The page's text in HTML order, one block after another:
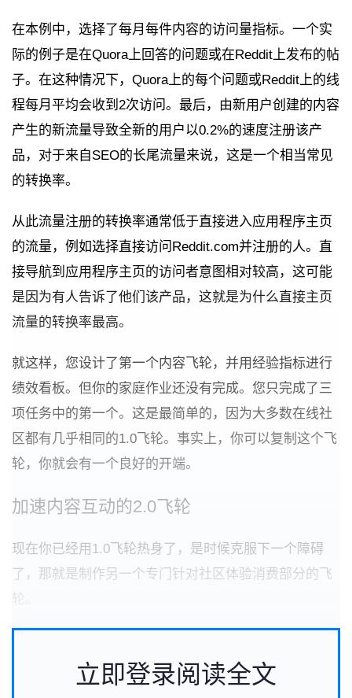
在本例中，选择了每月每件内容的访问量指标。一个实
际的例子是在Quora上回答的问题或在Reddit上发布的帖
子。在这种情况下，Quora上的每个问题或Reddit上的线
程每月平均会收到2次访问。最后，由新用户创建的内容
产生的新流量导致全新的用户以0.2%的速度注册该产
品，对于来自SEO的长尾流量来说，这是一个相当常见
的转换率。
从此流量注册的转换率通常低于直接进入应用程序主页
的流量，例如选择直接访问Reddit.com并注册的人。直
接导航到应用程序主页的访问者意图相对较高，这可能
是因为有人告诉了他们该产品，这就是为什么直接主页
流量的转换率最高。
就这样，您设计了第一个内容飞轮，并用经验指标进行
绩效看板。但你的家庭作业还没有完成。您只完成了三
项任务中的第一个。这是最简单的，因为大多数在线社
区都有几乎相同的1.0飞轮。事实上，你可以复制这个飞
轮，你就会有一个良好的开端。
加速内容互动的2.0飞轮
现在你已经用1.0飞轮热身了，是时候克服下一个障碍
了，那就是制作另一个专门针对社区体验消费部分的飞
轮。
立即登录阅读全文